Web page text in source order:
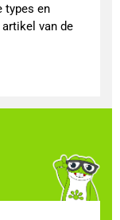
types en
van de